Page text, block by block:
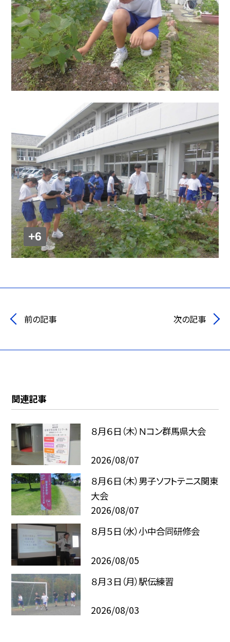
+6
前の記事 次の記事
関連記事
８月６日（木）Ｎコン群馬県大会
2026/08/07
８月６日（木）男子ソフトテニス関東
大会
2026/08/07
８月５日（水）小中合同研修会
2026/08/05
８月３日（月）駅伝練習
2026/08/03